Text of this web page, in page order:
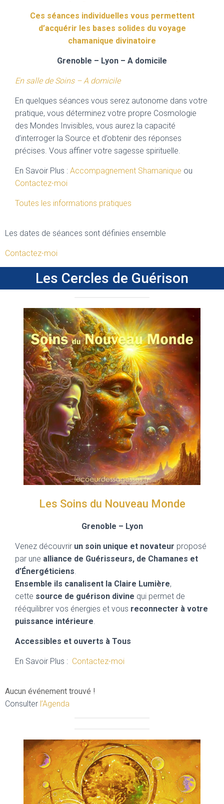
Ces séances individuelles vous permettent
d’acquérir les bases solides du voyage
chamanique divinatoire
Grenoble – Lyon – A domicile
En salle de Soins – A domicile
En quelques séances vous serez autonome dans votre
pratique, vous déterminez votre propre Cosmologie
des Mondes Invisibles, vous aurez la capacité
d’interroger la Source et d’obtenir des réponses
précises. Vous affiner votre sagesse spirituelle.
En Savoir Plus : Accompagnement Shamanique ou
Contactez-moi
Toutes les informations pratiques
Les dates de séances sont définies ensemble
Contactez-moi
Les Cercles de Guérison
Les Soins du Nouveau Monde
Grenoble – Lyon
Venez découvrir un soin unique et novateur proposé
par une alliance de Guérisseurs, de Chamanes et
d’Énergéticiens
Ensemble ils canalisent la Claire Lumière,
cette source de guérison divine qui permet de
rééquilibrer vos énergies et vous reconnecter à votre
puissance intérieure
Accessibles et ouverts à Tous
En Savoir Plus : Contactez-moi
Aucun événement trouvé !
Consulter l’Agenda